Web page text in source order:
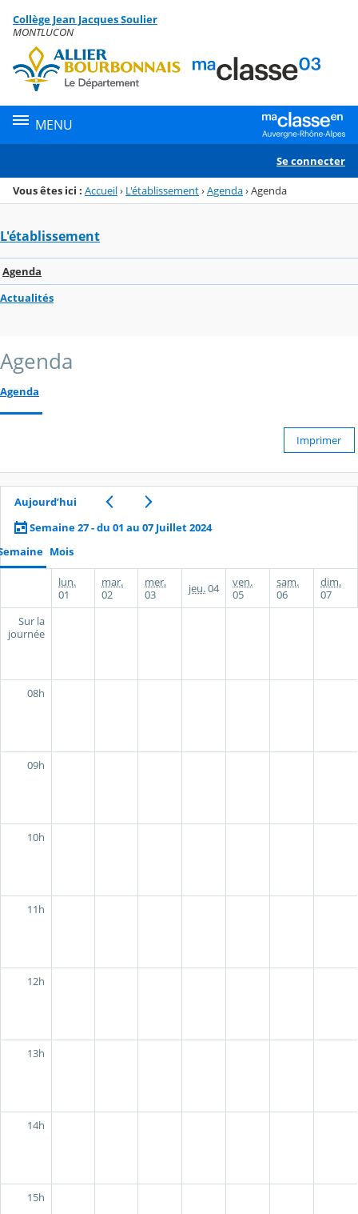
Menu de la rubrique
Contenu
Collège Jean Jacques Soulier
MONTLUCON
MENU
Se connecter
Vous êtes ici : Accueil› L'établissement›Agenda›Agenda
L'établissement
Agenda
Actualités
Agenda
Agenda
Imprimer
Aujourd’hui
Semaine 27 - du 01 au 07 Juillet 2024
Mois
lun.
01
mar.
02
mer.
03
jeu.04
ven.
05
sam.
06
dim.
07
Sur la
journée
08h
09h
10h
11h
12h
13h
14h
15h